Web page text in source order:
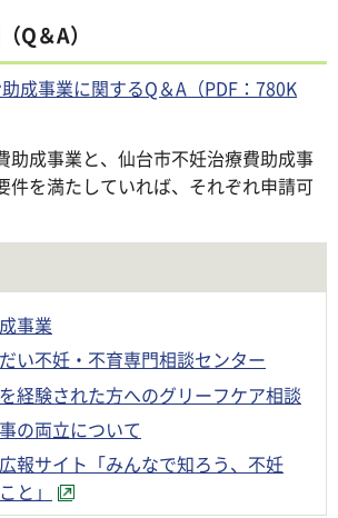
Q＆A）
成事業に関するQ＆A（PDF：780K
成事業と、仙台市不妊治療費助成事
件を満たしていれば、それぞれ申請可
事業
い不妊・不育専門相談センター
経験された方へのグリーフケア相談
の両立について
報サイト「みんなで知ろう、不妊
と」